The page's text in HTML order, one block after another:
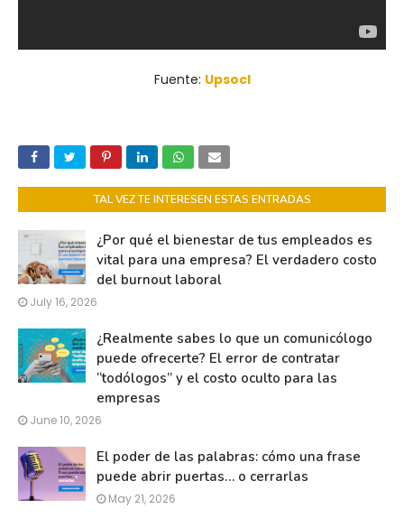
Fuente: Upsocl
TAL VEZ TE INTERESEN ESTAS ENTRADAS
¿Por qué el bienestar de tus empleados es
vital para una empresa? El verdadero costo
del burnout laboral
July 16, 2026
¿Realmente sabes lo que un comunicólogo
puede ofrecerte? El error de contratar
“todólogos” y el costo oculto para las
empresas
June 10, 2026
El poder de las palabras: cómo una frase
puede abrir puertas… o cerrarlas
May 21, 2026